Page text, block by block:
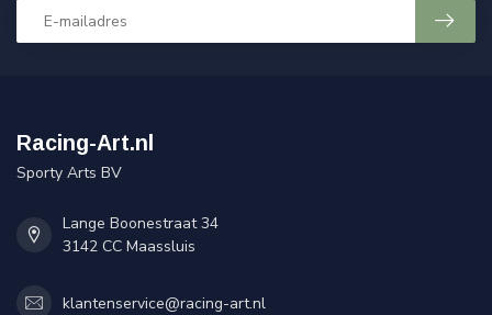
Racing-Art.nl
Sporty Arts BV
Lange Boonestraat 34
3142 CC Maassluis
klantenservice@racing-art.nl